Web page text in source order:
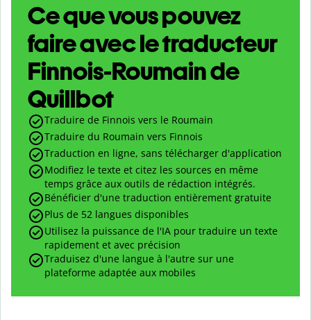
Ce que vous pouvez
faire avec le traducteur
Finnois-Roumain de
Quillbot
Traduire de Finnois vers le Roumain
Traduire du Roumain vers Finnois
Traduction en ligne, sans télécharger d'application
Modifiez le texte et citez les sources en même
temps grâce aux outils de rédaction intégrés.
Bénéficier d'une traduction entièrement gratuite
Plus de 52 langues disponibles
Utilisez la puissance de l'IA pour traduire un texte
rapidement et avec précision
Traduisez d'une langue à l'autre sur une
plateforme adaptée aux mobiles